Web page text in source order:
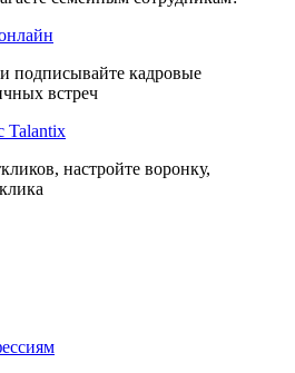
подписывайте кадровые
встреч
Talantix
настройте воронку,